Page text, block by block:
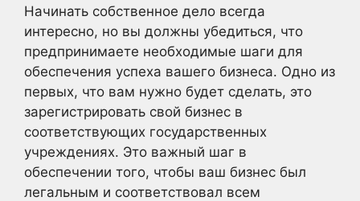
Начинать собственное дело всегда
интересно, но вы должны убедиться, что
предпринимаете необходимые шаги для
обеспечения успеха вашего бизнеса. Одно из
первых, что вам нужно будет сделать, это
зарегистрировать свой бизнес в
соответствующих государственных
учреждениях. Это важный шаг в
обеспечении того, чтобы ваш бизнес был
легальным и соответствовал всем